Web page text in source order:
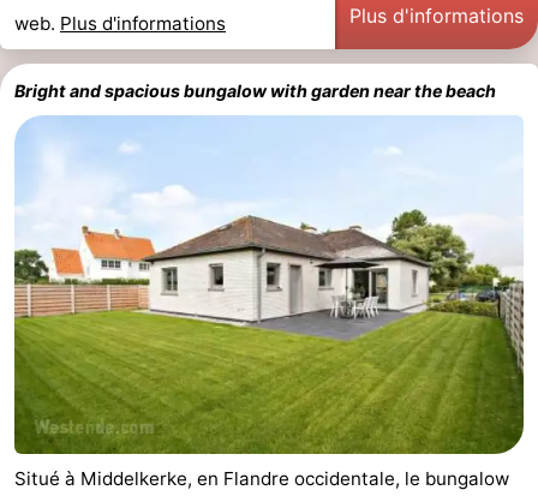
web. Plus d'informations Plus d'informations
Bright and spacious bungalow with garden near the beach
Situé à Middelkerke, en Flandre occidentale, le bungalow